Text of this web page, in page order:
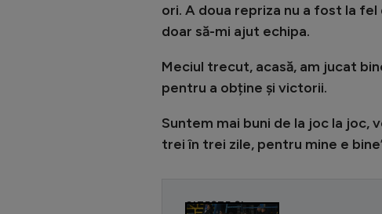
ori. A doua repriza nu a fost la
doar să-mi ajut echipa.
Meciul trecut, acasă, am jucat
pentru a obține și victorii.
Suntem mai buni de la joc la joc,
trei în trei zile, pentru mine e bine
CITEȘTE ȘI